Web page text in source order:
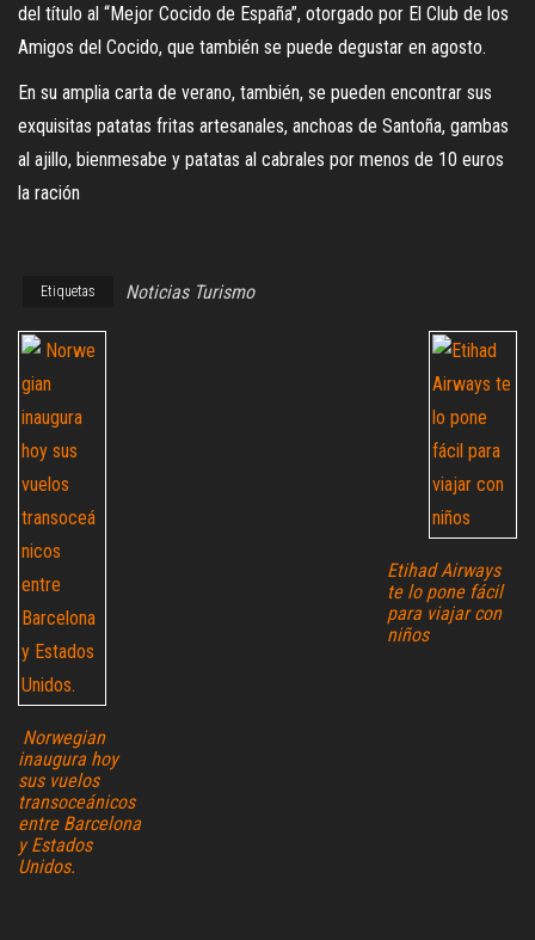
del título al “Mejor Cocido de España”, otorgado por El Club de los
Amigos del Cocido, que también se puede degustar en agosto.
En su amplia carta de verano, también, se pueden encontrar sus
exquisitas patatas fritas artesanales, anchoas de Santoña, gambas
al ajillo, bienmesabe y patatas al cabrales por menos de 10 euros
la ración
Etiquetas Noticias Turismo
Norwegian
inaugura hoy
sus vuelos
transoceánicos
entre Barcelona
y Estados
Unidos.
Etihad Airways
te lo pone fácil
para viajar con
niños